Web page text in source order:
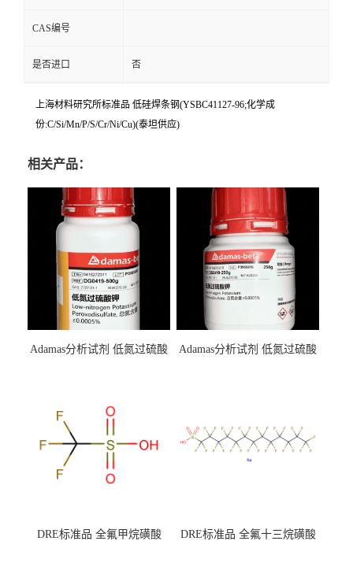
CAS编号
是否进口 否
上海材料研究所标准品 低硅焊条钢(YSBC41127-96;化学成
份:C/Si/Mn/P/S/Cr/Ni/Cu)(泰坦供应)
相关产品：
Adamas分析试剂 低氮过硫酸
（泰坦现货供应）
Adamas分析试剂 低氮过硫酸
DRE标准品 全氟甲烷磺酸
DRE标准品 全氟十三烷磺酸